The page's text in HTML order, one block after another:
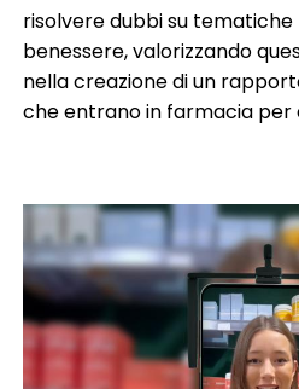
risolvere dubbi su
benessere, valorizzando
nella creazione di un
che entrano in farmacia per